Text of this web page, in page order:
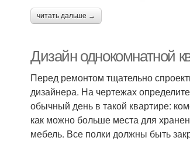
читать дальше →
Дизайн однокомнатной
Перед ремонтом тщательно
дизайнера. На чертежах
обычный день в такой квартире:
как можно больше места для
мебель. Все полки должны быть